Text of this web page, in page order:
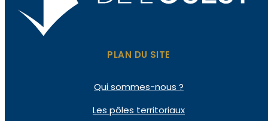
PLAN DU SITE
Quisommes-nous ?
Les pôles territoriaux